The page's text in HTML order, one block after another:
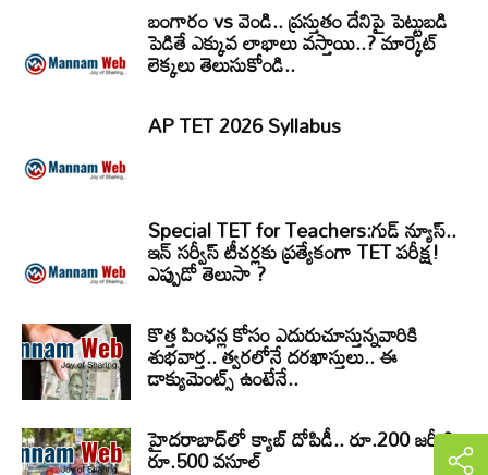
బంగారం vs వెండి.. ప్రస్తుతం దేనిపై పెట్టుబడి
పెడితే ఎక్కువ లాభాలు వస్తాయి..? మార్కెట్
లెక్కలు తెలుసుకోండి..
AP TET 2026 Syllabus
Special TET for Teachers:గుడ్ న్యూస్..
ఇన్ సర్వీస్ టీచర్లకు ప్రత్యేకంగా TET పరీక్ష!
ఎప్పుడో తెలుసా ?
కొత్త పింఛన్ల కోసం ఎదురుచూస్తున్నవారికి
శుభవార్త.. త్వరలోనే దరఖాస్తులు.. ఈ
డాక్యుమెంట్స్ ఉంటేనే..
హైదరాబాద్‌లో క్యాబ్‌ దోపిడీ.. రూ.200 జర్నీకి
రూ.500 వసూల్